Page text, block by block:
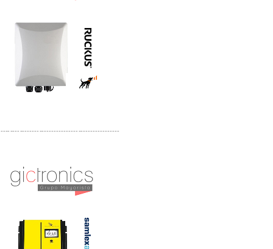
-------------------------------------------------